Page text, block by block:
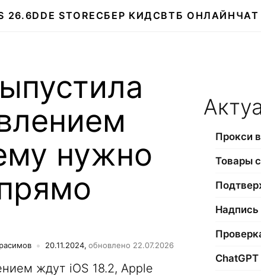
26.6DDE STORE СБЕР КИДСВТБ ОНЛАЙН ЧАТ
нужно
20.11.2024, обновлено 22.07.2026
ждут iOS 18.2, Apple
Прокси
Товары
Надпись